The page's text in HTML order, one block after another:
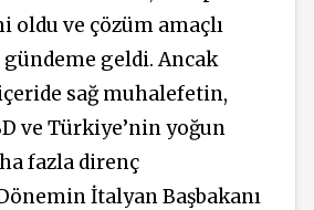
oldu ve çözüm amaçlı
geldi. Ancak
sağ muhalefetin,
ve Türkiye’nin yoğun
fazla direnç
İtalyan Başbakanı